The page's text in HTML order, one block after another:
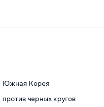
Южная Корея
против черных кругов